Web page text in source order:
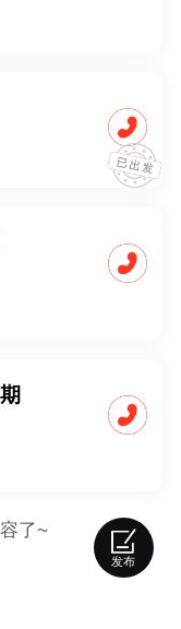
了~
发布